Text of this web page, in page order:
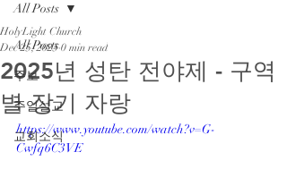
All Posts
주보
주일설교
교회소식
All Posts
2025년 성탄 전야제 - 구역
별 장기 자랑
HolyLight Church
Dec 25, 2025 0 min read
https://www.youtube.com/watch?v=G-
Cwfq6C3VE